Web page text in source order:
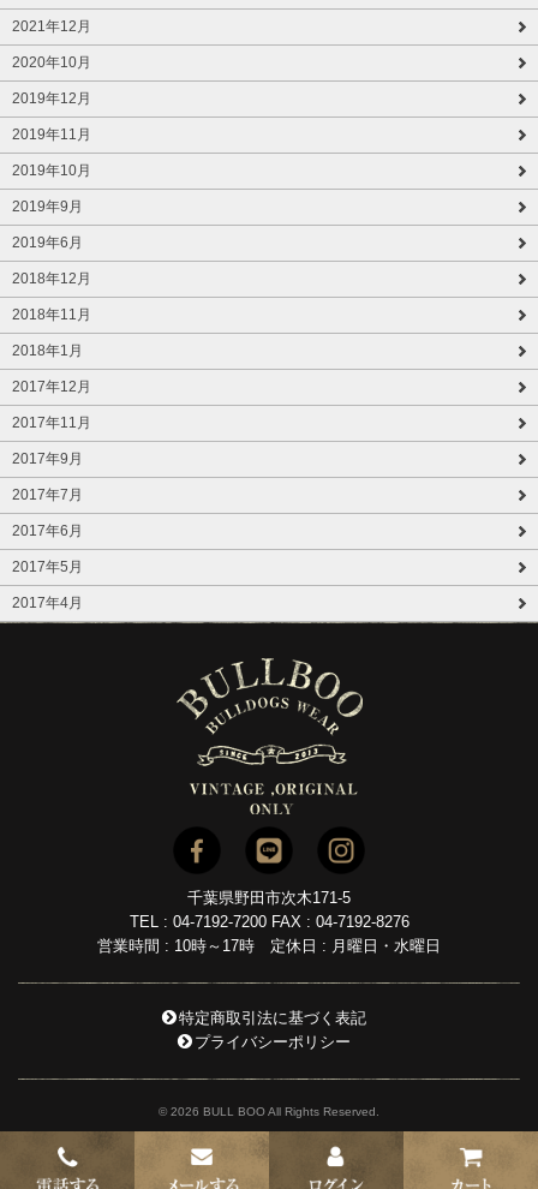
2021年12月
2020年10月
2019年12月
2019年11月
2019年10月
2019年9月
2019年6月
2018年12月
2018年11月
2018年1月
2017年12月
2017年11月
2017年9月
2017年7月
2017年6月
2017年5月
2017年4月
千葉県野田市次木171-5
TEL : 04-7192-7200 FAX : 04-7192-8276
営業時間 : 10時～17時 定休日 : 月曜日・水曜日
特定商取引法に基づく表記
プライバシーポリシー
© 2026 BULL BOO All Rights Reserved.